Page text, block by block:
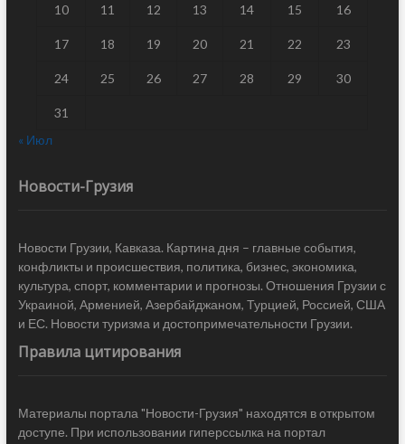
10 11 12 13 14 15 16
17 18 19 20 21 22 23
24 25 26 27 28 29 30
31
« Июл
Новости-Грузия
Новости Грузии, Кавказа. Картина дня – главные события,
конфликты и происшествия, политика, бизнес, экономика,
культура, спорт, комментарии и прогнозы. Отношения Грузии с
Украиной, Арменией, Азербайджаном, Турцией, Россией, США
и ЕС. Новости туризма и достопримечательности Грузии.
Правила цитирования
Материалы портала "Новости-Грузия" находятся в открытом
доступе. При использовании гиперссылка на портал